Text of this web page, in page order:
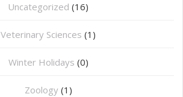
Uncategorized (16)
⁠Veterinary Sciences (1)
Winter Holidays (0)
Zoology (1)